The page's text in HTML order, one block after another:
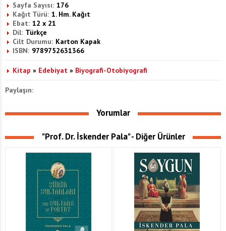
Sayfa Sayısı: 176
Kağıt Türü: 1. Hm. Kağıt
Ebat: 12 x 21
Dil: Türkçe
Cilt Durumu: Karton Kapak
ISBN: 9789752631366
Kitap » Edebiyat » Biyografi-Otobiyografi
Paylaşın:
Yorumlar
"Prof. Dr. İskender Pala" - Diğer Ürünler